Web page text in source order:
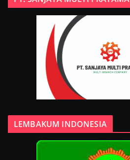
LEMBAKUM INDONESIA